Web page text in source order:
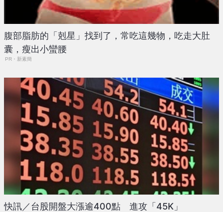
腹部脂肪的「剋星」找到了，常吃這幾物，吃走大肚
囊，瘦出小蠻腰
PR・新素簡
快訊／台股開盤大漲逾400點 進攻「45K」